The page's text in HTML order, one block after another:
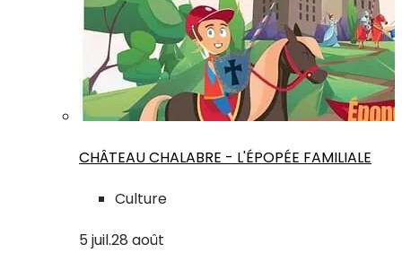
CHÂTEAU CHALABRE - L'ÉPOPÉE FAMILIALE
Culture
5 juil.28 août